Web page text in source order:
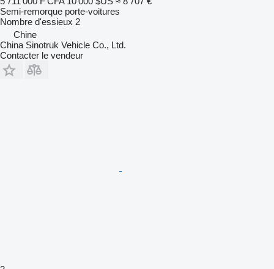
Semi-remorque porte-voitures
Nombre d'essieux 2
Chine
China Sinotruk Vehicle Co., Ltd.
Contacter le vendeur